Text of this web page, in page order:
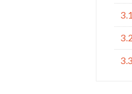
3.1
3.2
3.3